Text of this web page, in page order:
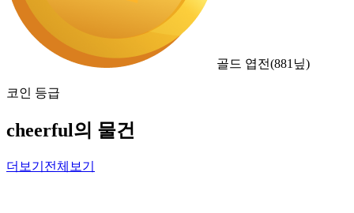
골드 엽전(881 닢)
코인 등급
cheerful의 물건
더보기 전체보기